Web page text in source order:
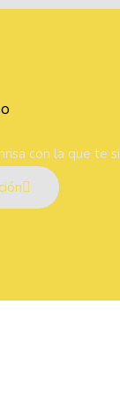
con la que te